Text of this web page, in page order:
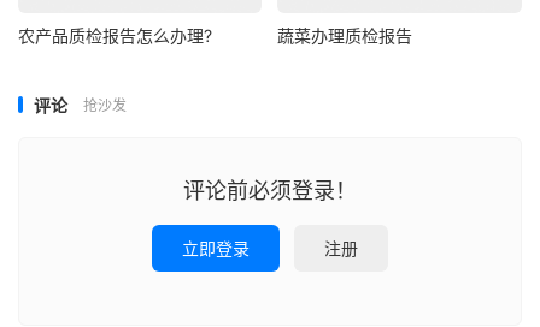
农产品质检报告怎么办理? 蔬菜办理质检报告
评论 抢沙发
评论前必须登录！
立即登录 注册